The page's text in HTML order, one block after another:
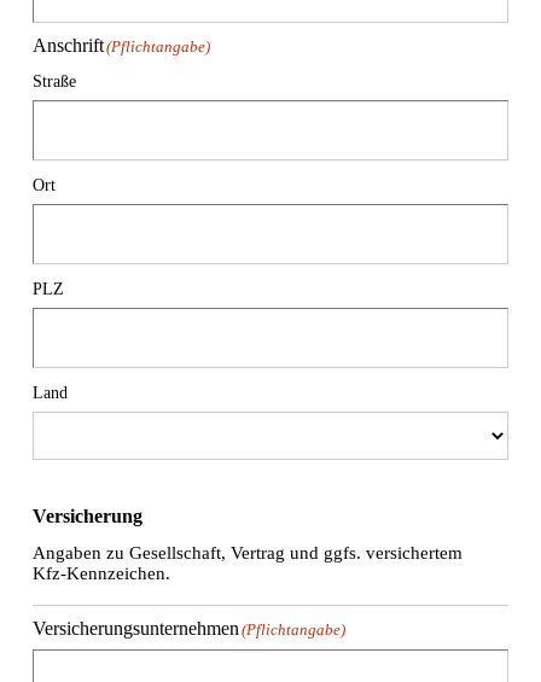
Anschrift(Pflichtangabe)
Straße
Ort
PLZ
Land
Versicherung
Angaben zu Gesellschaft, Vertrag und ggfs. versichertem
Kfz-Kennzeichen.
Versicherungsunternehmen(Pflichtangabe)